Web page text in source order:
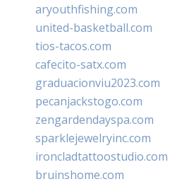
aryouthfishing.com
united-basketball.com
tios-tacos.com
cafecito-satx.com
graduacionviu2023.com
pecanjackstogo.com
zengardendayspa.com
sparklejewelryinc.com
ironcladtattoostudio.com
bruinshome.com